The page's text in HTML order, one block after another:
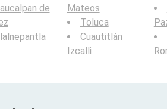
de
Mateos
Toluca
Cuautitlán
Izcalli